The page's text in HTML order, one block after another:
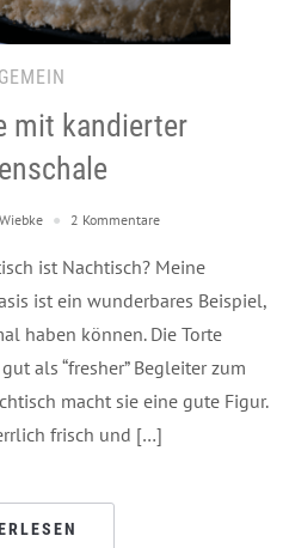
mit kandierter
Wiebke 2 Kommentare
ist Nachtisch? Meine
ist ein wunderbares Beispiel,
haben können. Die Torte
als “fresher” Begleiter zum
macht sie eine gute Figur.
frisch und […]